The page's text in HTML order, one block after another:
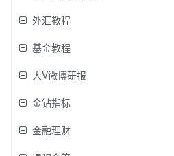
外汇教程
基金教程
大V微博研报
金钻指标
金融理财